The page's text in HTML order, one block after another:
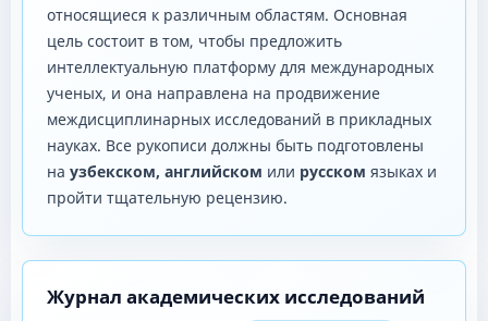
относящиеся к различным областям. Основная
цель состоит в том, чтобы предложить
интеллектуальную платформу для международных
ученых, и она направлена ​​на продвижение
междисциплинарных исследований в прикладных
науках. Все рукописи должны быть подготовлены
на узбекском, английском или русском языках и
пройти тщательную рецензию.
Журнал академических исследований